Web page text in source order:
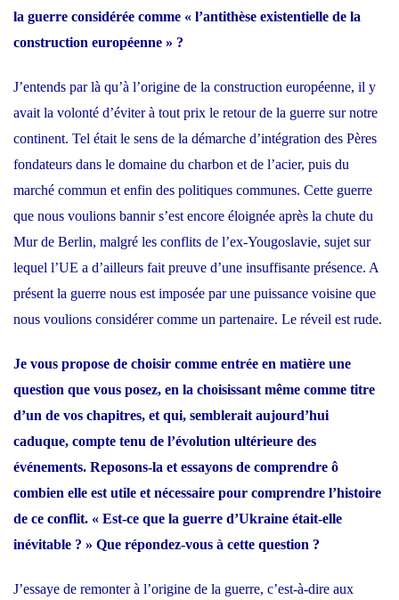
la guerre considérée comme « l’antithèse existentielle de la
construction européenne » ?
J’entends par là qu’à l’origine de la construction européenne, il y
avait la volonté d’éviter à tout prix le retour de la guerre sur notre
continent. Tel était le sens de la démarche d’intégration des Pères
fondateurs dans le domaine du charbon et de l’acier, puis du
marché commun et enfin des politiques communes. Cette guerre
que nous voulions bannir s’est encore éloignée après la chute du
Mur de Berlin, malgré les conflits de l’ex-Yougoslavie, sujet sur
lequel l’UE a d’ailleurs fait preuve d’une insuffisante présence. A
présent la guerre nous est imposée par une puissance voisine que
nous voulions considérer comme un partenaire. Le réveil est rude.
Je vous propose de choisir comme entrée en matière une
question que vous posez, en la choisissant même comme titre
d’un de vos chapitres, et qui, semblerait aujourd’hui
caduque, compte tenu de l’évolution ultérieure des
événements. Reposons-la et essayons de comprendre ô
combien elle est utile et nécessaire pour comprendre l’histoire
de ce conflit. « Est-ce que la guerre d’Ukraine était-elle
inévitable ? » Que répondez-vous à cette question ?
J’essaye de remonter à l’origine de la guerre, c’est-à-dire aux